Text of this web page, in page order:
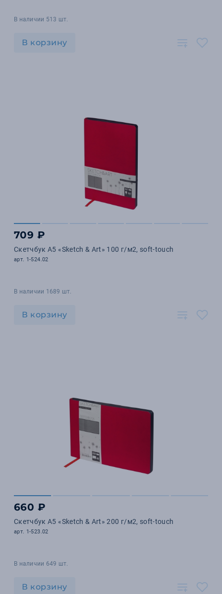
В наличии 513 шт.
В корзину
709 ₽
Скетчбук А5 «Sketch & Art» 100 г/м2, soft-touch
арт. 1-524.02
В наличии 1689 шт.
В корзину
660 ₽
Скетчбук А5 «Sketch & Art» 200 г/м2, soft-touch
арт. 1-523.02
В наличии 649 шт.
В корзину